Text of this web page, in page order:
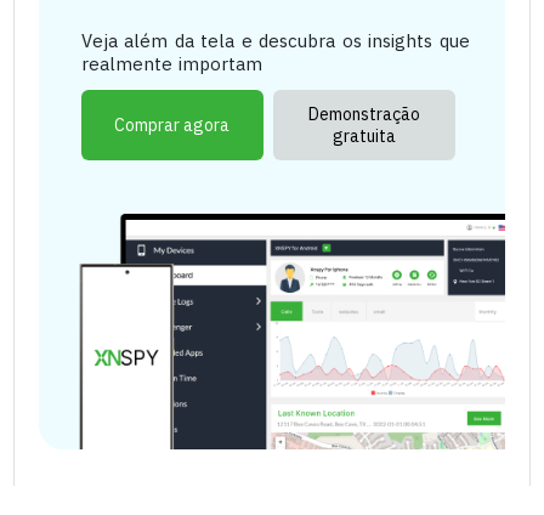
Veja além da tela e descubra os insights que
realmente importam
Comprar agora
Demonstração
gratuita